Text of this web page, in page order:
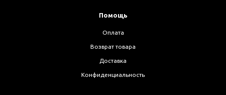
Помощь
Оплата
Возврат товара
Доставка
Конфиденциальность